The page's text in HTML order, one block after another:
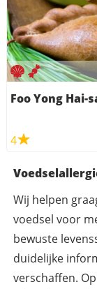
Foo Yong Hai-
4
Wij helpen
voedsel voor
bewuste
duidelijke
verschaffen.